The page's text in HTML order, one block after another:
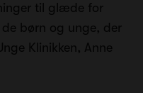
til glæde for
børn og unge, der
Klinikken, Anne